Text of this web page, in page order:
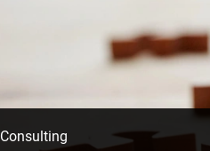
Consulting